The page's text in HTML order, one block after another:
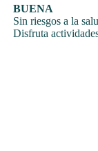
BUENA
Sin riesgos a la
Disfruta